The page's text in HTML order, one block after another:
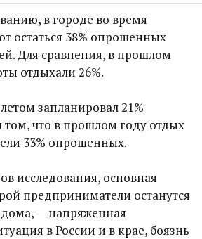
в городе во время
остаться 38% опрошенных
Для сравнения, в прошлом
отдыхали 26%.
запланировал 21%
том, что в прошлом году отдых
33% опрошенных.
исследования, основная
предприниматели останутся
дома, — напряженная
в России и в крае, боязнь